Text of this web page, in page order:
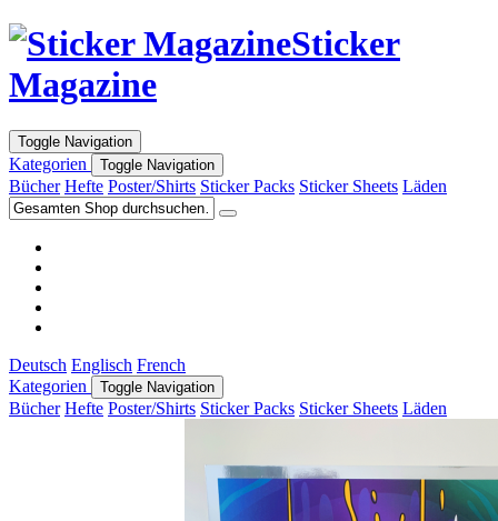
Sticker
Magazine
Toggle Navigation
Kategorien Toggle Navigation
Bücher Hefte Poster/Shirts Sticker Packs Sticker Sheets Läden
Deutsch Englisch French
Kategorien
Toggle Navigation
Bücher Hefte Poster/Shirts Sticker Packs Sticker Sheets Läden